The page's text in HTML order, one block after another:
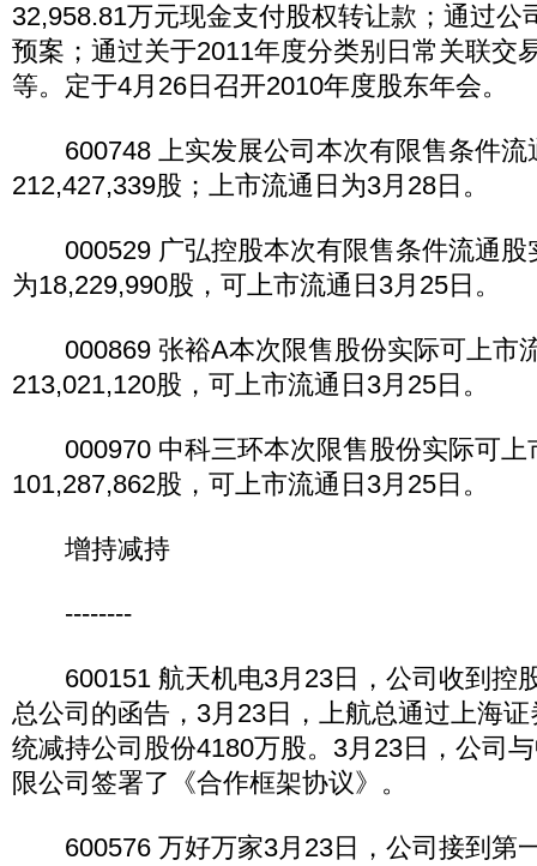
32,958.81万元现金支付股权转让款；通过公
预案；通过关于2011年度分类别日常关联交
等。定于4月26日召开2010年度股东年会。
600748 上实发展公司本次有限售条件流
212,427,339股；上市流通日为3月28日。
000529 广弘控股本次有限售条件流通股
为18,229,990股，可上市流通日3月25日。
000869 张裕A本次限售股份实际可上市
213,021,120股，可上市流通日3月25日。
000970 中科三环本次限售股份实际可上
101,287,862股，可上市流通日3月25日。
增持减持
--------
600151 航天机电3月23日，公司收到控
总公司的函告，3月23日，上航总通过上海
统减持公司股份4180万股。3月23日，公司
限公司签署了《合作框架协议》。
600576 万好万家3月23日，公司接到第